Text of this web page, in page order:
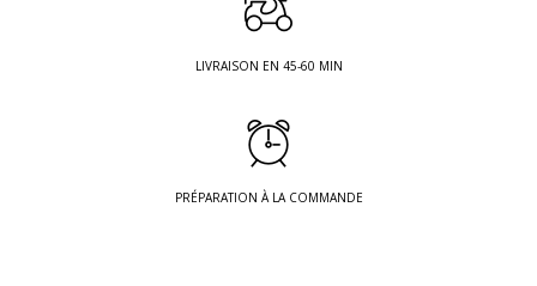
LIVRAISON EN 45-60 MIN
PRÉPARATION À LA COMMANDE